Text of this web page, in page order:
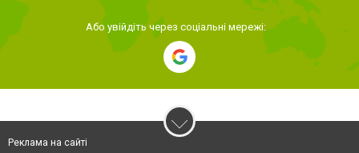
Або увійдіть через соціальні мережі:
Реклама на сайті